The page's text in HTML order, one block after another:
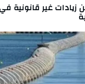
زيادات غير قانونية